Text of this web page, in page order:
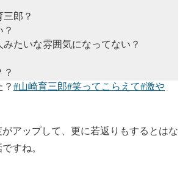
郎？
みたいな雰囲気になってない？
#山崎育三郎#笑ってこらえて#激や
September 2, 2020
アップして、更に若返りもするとはな
すね。